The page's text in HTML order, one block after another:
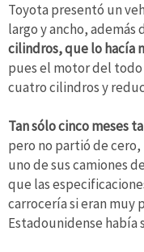
Toyota presentó un
largo y ancho, además
cilindros, que lo hacía
pues el motor del
cuatro cilindros y
Tan sólo cinco meses
pero no partió de cero,
uno de sus camiones
que las
carrocería si eran muy
Estadounidense había